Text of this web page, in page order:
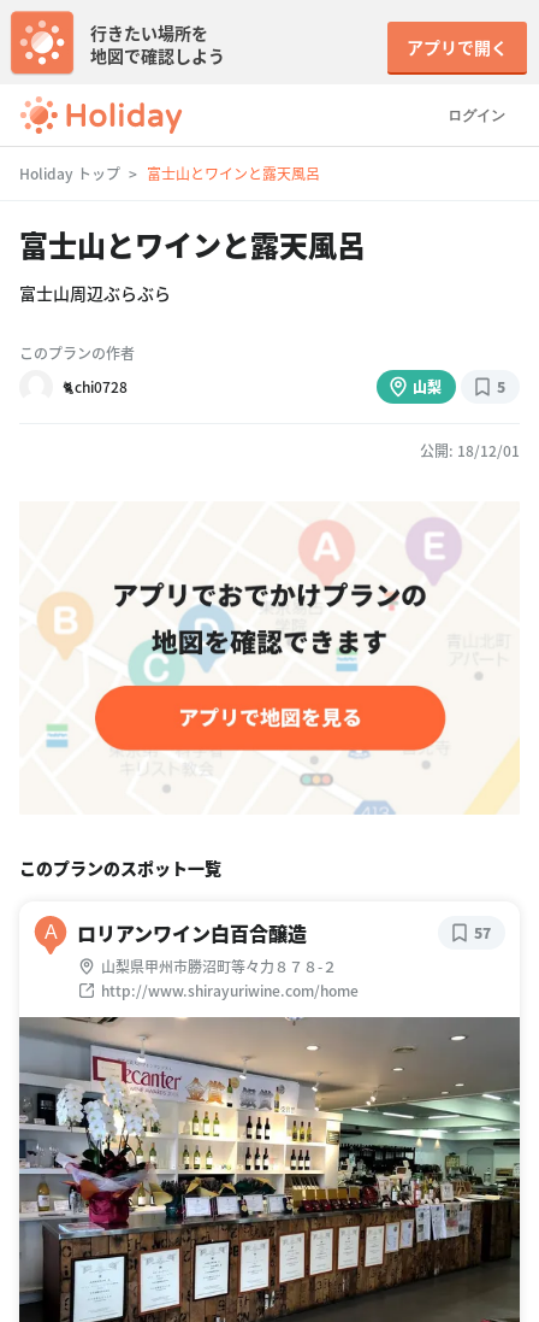
ログイン
行きたい場所を
地図で確認しよう
アプリで開く
Holiday トップ 富士山とワインと露天風呂
富士山とワインと露天風呂
富士山周辺ぶらぶら
このプランの作者
🐈chi0728
山梨 5
公開: 18/12/01
このプランのスポット一覧
A ロリアンワイン白百合醸造
山梨県甲州市勝沼町等々力８７８-２
http://www.shirayuriwine.com/home
57